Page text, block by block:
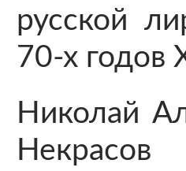
русской
70-х годов
Николай